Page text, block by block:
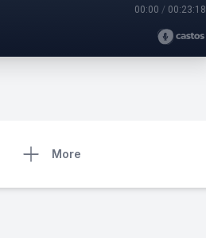
00:00 / 00:23:18
More